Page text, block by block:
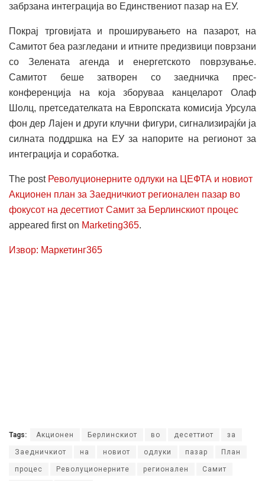
забрзана интеграција во Единствениот пазар на ЕУ.
Покрај трговијата и проширувањето на пазарот, на
Самитот беа разгледани и итните предизвици поврзани
со Зелената агенда и енергетското поврзување.
Самитот беше затворен со заедничка прес-
конференција на која зборуваа канцеларот Олаф
Шолц, претседателката на Европската комисија Урсула
фон дер Лајен и други клучни фигури, сигнализирајќи ја
силната поддршка на ЕУ за напорите на регионот за
интеграција и соработка.
The post Револуционерните одлуки на ЦЕФТА и новиот
Акционен план за Заедничкиот регионален пазар во
фокусот на десеттиот Самит за Берлинскиот процес
appeared first on Marketing365.
Извор: Маркетинг365
Tags: Акционен Берлинскиот во десеттиот за
Заедничкиот на новиот одлуки пазар План
процес Револуционерните регионален Самит